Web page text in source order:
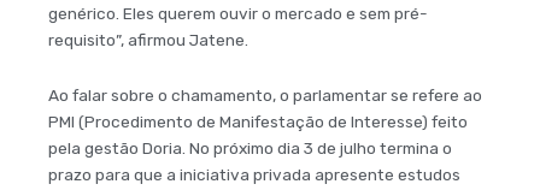
genérico. Eles querem ouvir o mercado e sem pré-
requisito”, afirmou Jatene.
Ao falar sobre o chamamento, o parlamentar se refere ao
PMI (Procedimento de Manifestação de Interesse) feito
pela gestão Doria. No próximo dia 3 de julho termina o
prazo para que a iniciativa privada apresente estudos